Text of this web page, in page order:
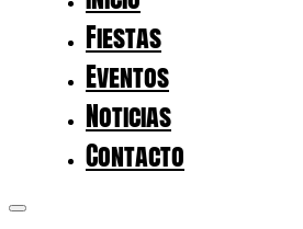
Fiestas
Eventos
Noticias
Contacto